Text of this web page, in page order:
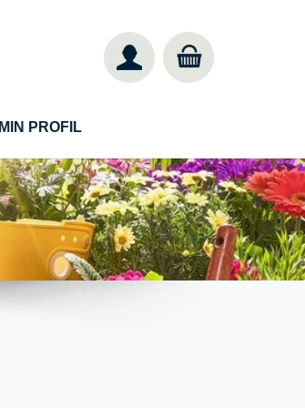
MIN PROFIL